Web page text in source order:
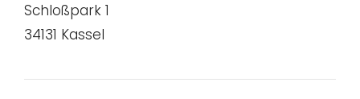
Schloßpark 1
34131 Kassel